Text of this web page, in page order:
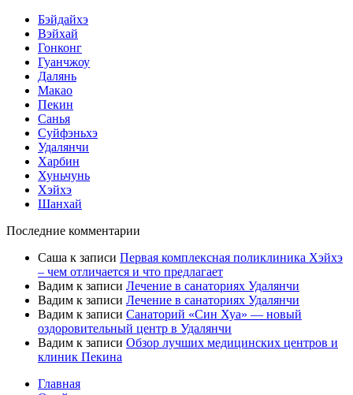
Бэйдайхэ
Вэйхай
Гонконг
Гуанчжоу
Далянь
Макао
Пекин
Санья
Суйфэньхэ
Удалянчи
Харбин
Хуньчунь
Хэйхэ
Шанхай
Последние комментарии
Саша к записи Первая комплексная поликлиника Хэйхэ
– чем отличается и что предлагает
Вадим к записи Лечение в санаториях Удалянчи
Вадим к записи Лечение в санаториях Удалянчи
Вадим к записи Санаторий «Син Хуа» — новый
оздоровительный центр в Удалянчи
Вадим к записи Обзор лучших медицинских центров и
клиник Пекина
Главная